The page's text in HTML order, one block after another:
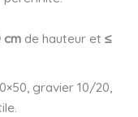
cmde hauteur et ≤
gravier 10/20,